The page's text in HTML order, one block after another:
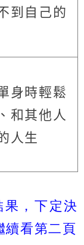
到自己的
身時輕鬆
和其他人
人生
，下定決
續看第二頁